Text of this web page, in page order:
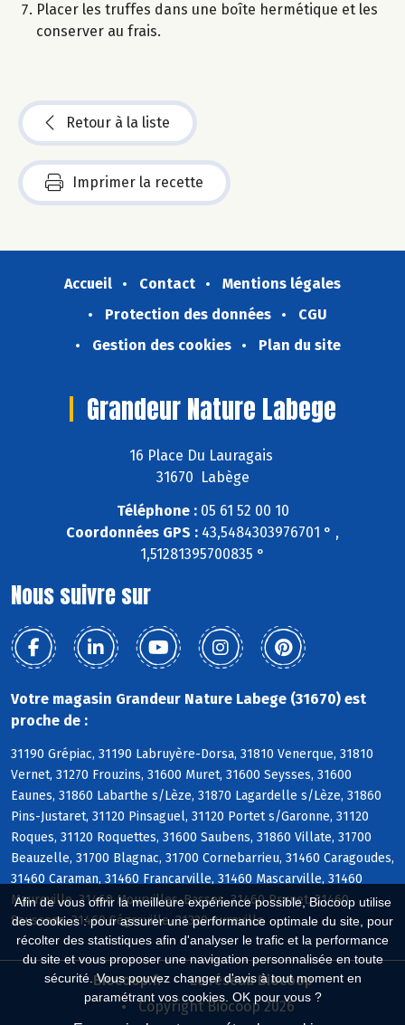
Afin de vous offrir la meilleure expérience possible, Biocoop utilise
des cookies : pour assurer une performance optimale du site, pour
récolter des statistiques afin d'analyser le trafic et la performance
du site et vous proposer une navigation personnalisée en toute
sécurité. Vous pouvez changer d'avis à tout moment en
paramétrant vos cookies. OK pour vous ?
Placer les truffes dans une boîte hermétique et les
conserver au frais.
Retour à la liste
Imprimer la recette
Accueil Contact
Mentions légales
Protection des données
CGU
Gestion des cookies
Plan du site
Grandeur Nature Labege
16 Place Du Lauragais
31670 Labège
Téléphone :05 61 52 00 10
Coordonnées GPS : 43,5484303976701 ° ,
1,51281395700835 °
Nous suivre sur
Votre magasin Grandeur Nature Labege (31670) est
proche de :
31190 Grépiac, 31190 Labruyère-Dorsa, 31810 Venerque, 31810
Vernet, 31270 Frouzins, 31600 Muret, 31600 Seysses, 31600
Eaunes, 31860 Labarthe s/Lèze, 31870 Lagardelle s/Lèze, 31860
Pins-Justaret, 31120 Pinsaguel, 31120 Portet s/Garonne, 31120
Roques, 31120 Roquettes, 31600 Saubens, 31860 Villate, 31700
Beauzelle, 31700 Blagnac, 31700 Cornebarrieu, 31460 Caragoudes,
31460 Caraman, 31460 Francarville, 31460 Mascarville, 31460
Maureville, 31460 Mourvilles-Basses, 31460 Prunet, 31460
Saussens, 31460 Ségreville, 31320 Aureville
Biocoop.fr
Le réseau Biocoop
Copyright Biocoop 2026